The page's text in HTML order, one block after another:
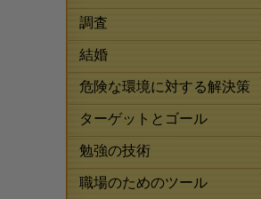
調査
結婚
危険な環境に対する解決策
ターゲットとゴール
勉強の技術
職場のためのツール